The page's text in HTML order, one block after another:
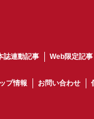
誌連動記事 Web限定記事
プ情報 お問い合わせ